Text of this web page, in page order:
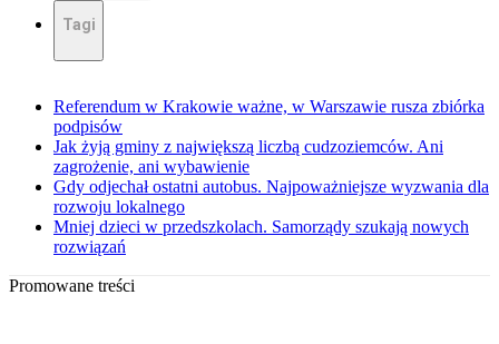
Tagi
Referendum w Krakowie ważne, w Warszawie rusza zbiórka
podpisów
Jak żyją gminy z największą liczbą cudzoziemców. Ani
zagrożenie, ani wybawienie
Gdy odjechał ostatni autobus. Najpoważniejsze wyzwania dla
rozwoju lokalnego
Mniej dzieci w przedszkolach. Samorządy szukają nowych
rozwiązań
Promowane treści